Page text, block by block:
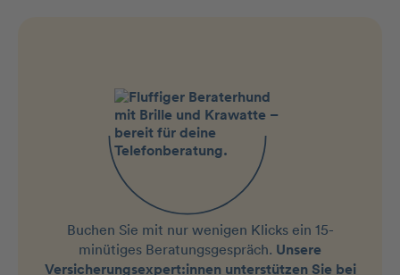
Buchen Sie mit nur wenigen Klicks ein 15-
minütiges Beratungsgespräch. Unsere
Versicherungsexpert:innen unterstützen Sie bei